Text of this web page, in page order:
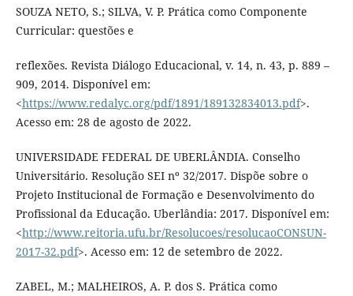
SOUZA NETO, S.; SILVA, V. P. Prática como Componente
Curricular: questões e
reflexões. Revista Diálogo Educacional, v. 14, n. 43, p. 889 –
909, 2014. Disponível em:
<https://www.redalyc.org/pdf/1891/189132834013.pdf>.
Acesso em: 28 de agosto de 2022.
UNIVERSIDADE FEDERAL DE UBERLÂNDIA. Conselho
Universitário. Resolução SEI nº 32/2017. Dispõe sobre o
Projeto Institucional de Formação e Desenvolvimento do
Profissional da Educação. Uberlândia: 2017. Disponível em:
<http://www.reitoria.ufu.br/Resolucoes/resolucaoCONSUN-
2017-32.pdf>. Acesso em: 12 de setembro de 2022.
ZABEL, M.; MALHEIROS, A. P. dos S. Prática como